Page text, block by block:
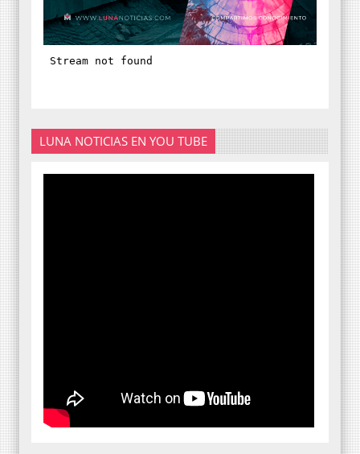
LUNA NOTICIAS EN YOU TUBE